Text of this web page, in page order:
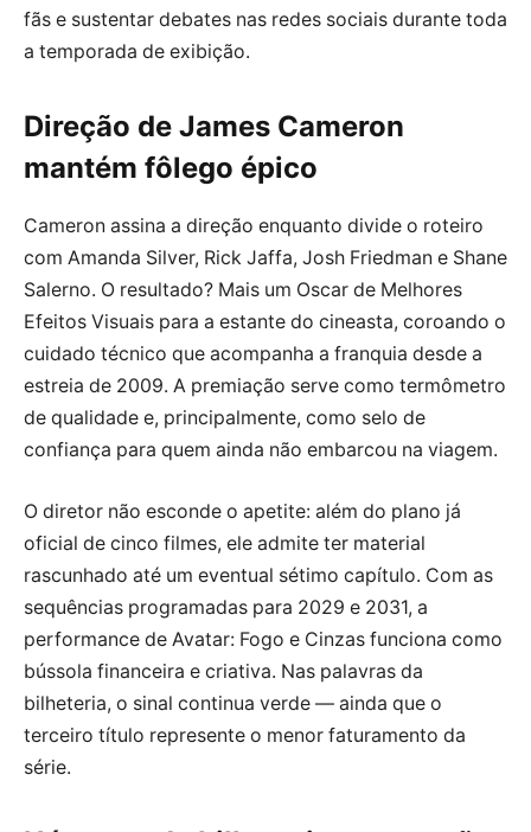
fãs e sustentar debates nas redes sociais durante toda
a temporada de exibição.
Direção de James Cameron
mantém fôlego épico
Cameron assina a direção enquanto divide o roteiro
com Amanda Silver, Rick Jaffa, Josh Friedman e Shane
Salerno. O resultado? Mais um Oscar de Melhores
Efeitos Visuais para a estante do cineasta, coroando o
cuidado técnico que acompanha a franquia desde a
estreia de 2009. A premiação serve como termômetro
de qualidade e, principalmente, como selo de
confiança para quem ainda não embarcou na viagem.
O diretor não esconde o apetite: além do plano já
oficial de cinco filmes, ele admite ter material
rascunhado até um eventual sétimo capítulo. Com as
sequências programadas para 2029 e 2031, a
performance de Avatar: Fogo e Cinzas funciona como
bússola financeira e criativa. Nas palavras da
bilheteria, o sinal continua verde — ainda que o
terceiro título represente o menor faturamento da
série.